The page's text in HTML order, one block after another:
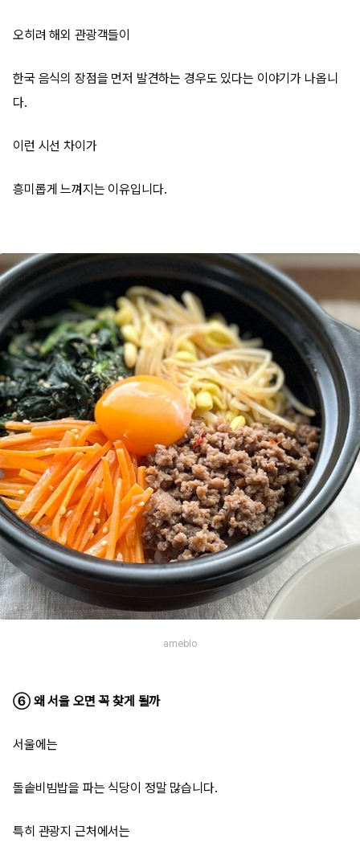
오히려 해외 관광객들이
한국 음식의 장점을 먼저 발견하는 경우도 있다는 이야기가 나옵니
다.
이런 시선 차이가
흥미롭게 느껴지는 이유입니다.
ameblo
⑥ 왜 서울 오면 꼭 찾게 될까
서울에는
돌솥비빔밥을 파는 식당이 정말 많습니다.
특히 관광지 근처에서는